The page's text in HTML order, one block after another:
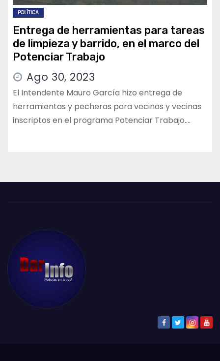
POLÍTICA
Entrega de herramientas para tareas
de limpieza y barrido, en el marco del
Potenciar Trabajo
Ago 30, 2023
El Intendente Mauro García hizo entrega de
herramientas y pecheras para vecinos y vecinas
inscriptos en el programa Potenciar Trabajo.…